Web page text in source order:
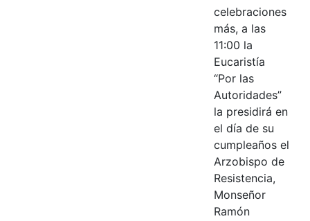
celebraciones
más, a las
11:00 la
Eucaristía
“Por las
Autoridades”
la presidirá en
el día de su
cumpleaños el
Arzobispo de
Resistencia,
Monseñor
Ramón